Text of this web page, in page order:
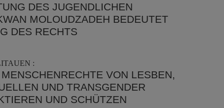
DES JUGENDLICHEN
MOLOUDZADEH BEDEUTET
DES RECHTS
:
VON LESBEN,
UND TRANSGENDER
UND SCHÜTZEN